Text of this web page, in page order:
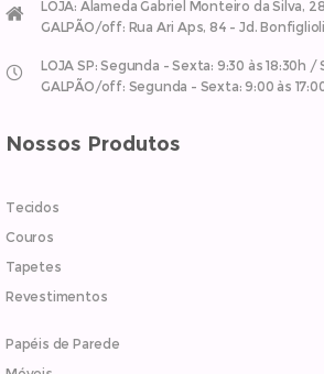
LOJA: Alameda Gabriel Monteiro da Silva,
GALPÃO/off: Rua Ari Aps, 84 - Jd. Bonfiglioli
LOJA SP: Segunda - Sexta: 9:30 às 18:30h /
GALPÃO/off: Segunda - Sexta: 9:00 às
Nossos Produtos
Tecidos
Couros
Tapetes
Revestimentos
Papéis de Parede